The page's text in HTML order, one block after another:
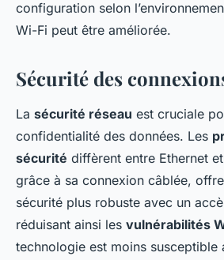
configuration selon
Wi-Fi peut être améliorée.
Sécurité des
La sécurité réseau est cruciale
confidentialité des données. Les
sécurité diffèrent entre Ethernet
grâce à sa connexion câblée,
sécurité plus robuste avec un
réduisant ainsi les vulnérabilités
technologie est moins susceptible